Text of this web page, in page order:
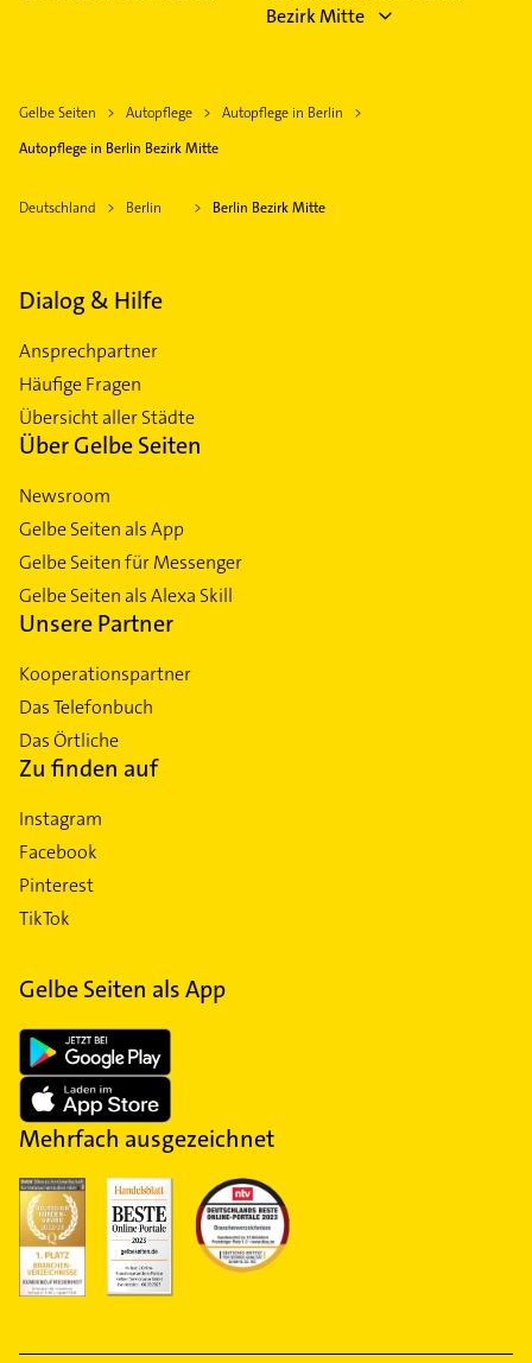
Bezirk Mitte
Gelbe Seiten Autopflege
Autopflege in Berlin
Autopflege in Berlin Bezirk Mitte
Deutschland Berlin Berlin Bezirk Mitte
Dialog & Hilfe
Ansprechpartner
Häufige Fragen
Übersicht aller Städte
Über Gelbe Seiten
Newsroom
Gelbe Seiten als App
Gelbe Seiten für Messenger
Gelbe Seiten als Alexa Skill
Unsere Partner
Kooperationspartner
Das Telefonbuch
Das Örtliche
Zu finden auf
Instagram
Facebook
Pinterest
TikTok
Gelbe Seiten als App
Mehrfach ausgezeichnet